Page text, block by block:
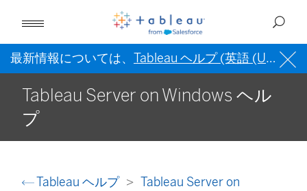
最新情報については、 Tableau ヘルプ (英語 (US)) を
Tableau Server on Windows ヘル
プ
Tableau ヘルプ
Tableau Server on